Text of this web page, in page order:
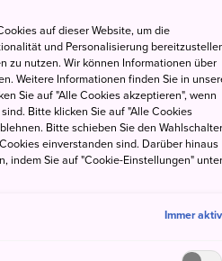
auf dieser Website, um die
und Personalisierung
zu nutzen. Wir können Informationen über
Weitere Informationen finden Sie in
Sie auf "Alle Cookies akzeptieren", wenn
Bitte klicken Sie auf "Alle Cookies
Bitte schieben Sie den Wahlschalter
einverstanden sind. Darüber hinaus
indem Sie auf "Cookie-Einstellungen" unter
Immer aktiv